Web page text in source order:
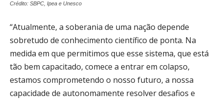
Crédito: SBPC, Ipea e Unesco
“Atualmente, a soberania de uma nação depende
sobretudo de conhecimento científico de ponta. Na
medida em que permitimos que esse sistema, que está
tão bem capacitado, comece a entrar em colapso,
estamos comprometendo o nosso futuro, a nossa
capacidade de autonomamente resolver desafios e